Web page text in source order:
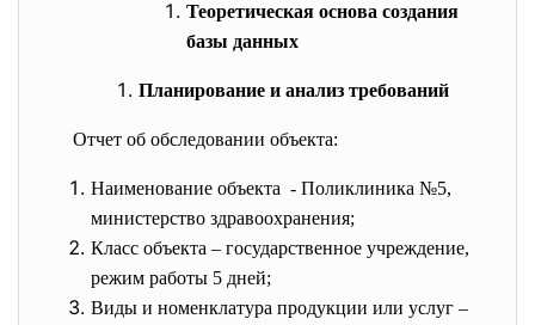
Теоретическая основа создания
базы данных
Планирование и анализ требований
Отчет об обследовании объекта:
Наименование объекта - Поликлиника №5,
министерство здравоохранения;
Класс объекта – государственное учреждение,
режим работы 5 дней;
Виды и номенклатура продукции или услуг –